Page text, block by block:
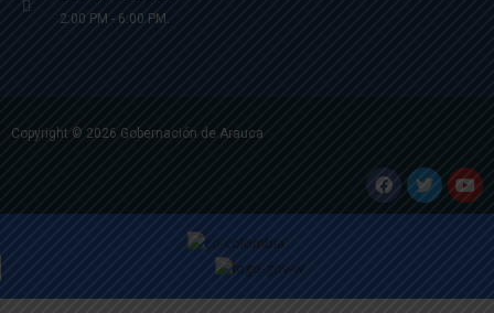
2:00 PM - 6:00 PM.
Copyright © 2026 Gobernación de Arauca